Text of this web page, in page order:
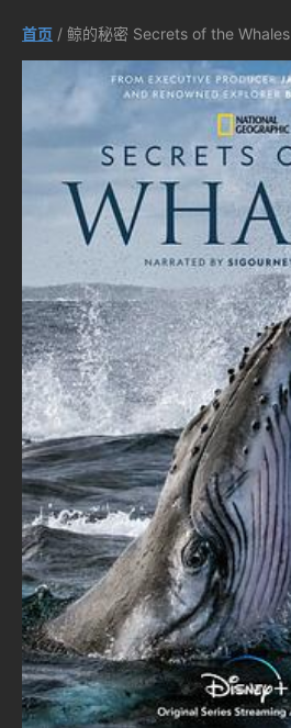
首页 / 鲸的秘密 Secrets of the Whales